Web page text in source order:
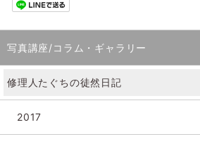
写真講座/コラム・ギャラリー
修理人たぐちの徒然日記
2017